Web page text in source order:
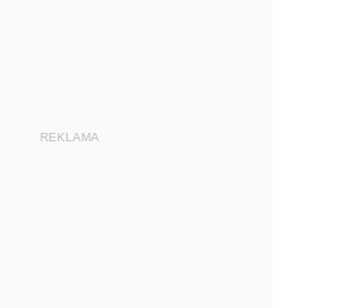
REKLAMA